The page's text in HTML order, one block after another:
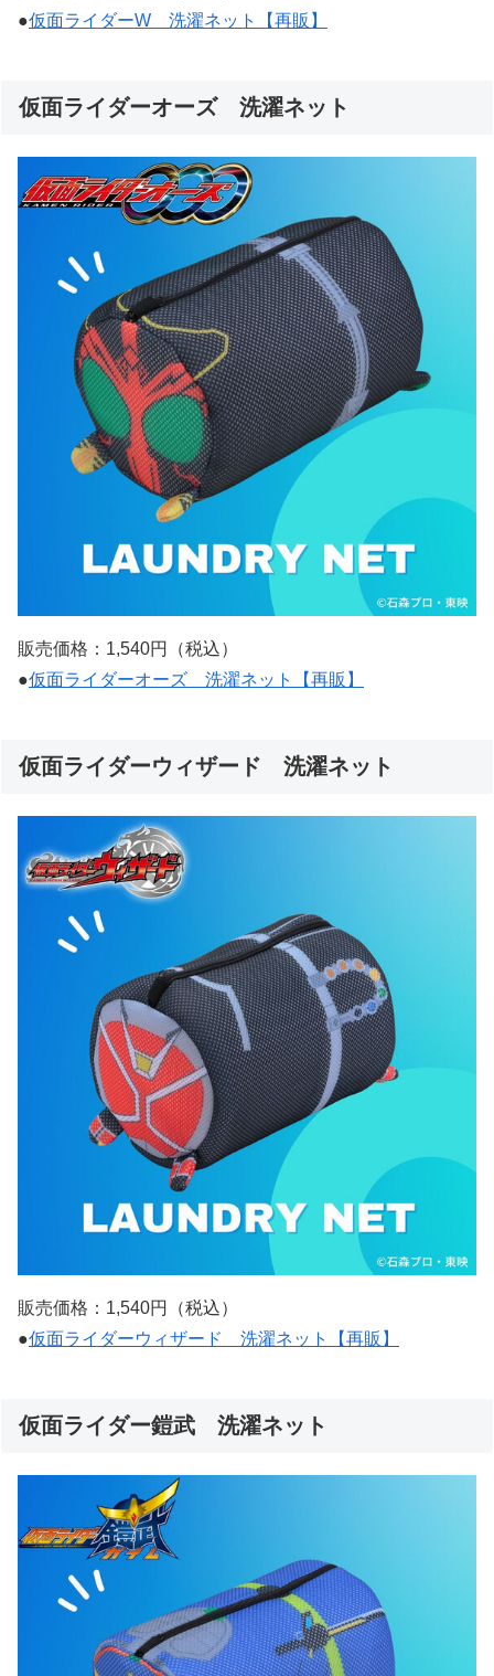
●仮面ライダーW 洗濯ネット【再販】
仮面ライダーオーズ 洗濯ネット
販売価格：1,540円（税込）
●仮面ライダーオーズ 洗濯ネット【再販】
仮面ライダーウィザード 洗濯ネット
販売価格：1,540円（税込）
●仮面ライダーウィザード 洗濯ネット【再販】
仮面ライダー鎧武 洗濯ネット